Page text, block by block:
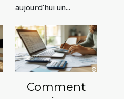
aujourd'hui un...
Comment